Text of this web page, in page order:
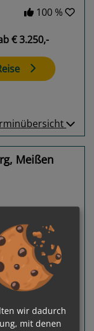
100 %
€ 3.250,-
Meißen
wir dadurch
mit denen